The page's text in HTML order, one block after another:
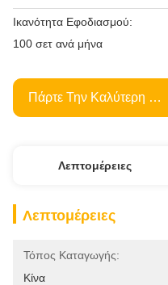
Ικανότητα Εφοδιασμού:
100 σετ ανά μήνα
Πάρτε Την Καλύτερη Τιμή
Λεπτομέρειες
Λεπτομέρειες
Τόπος Καταγωγής:
Κίνα